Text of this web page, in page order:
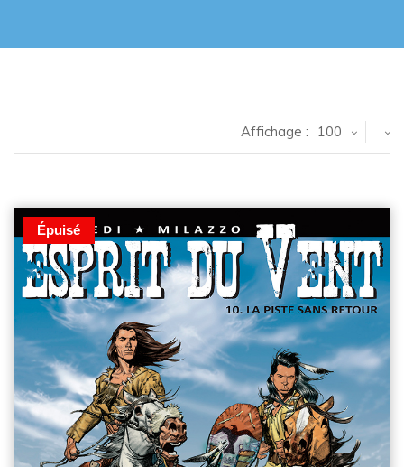
Affichage : 100
Épuisé